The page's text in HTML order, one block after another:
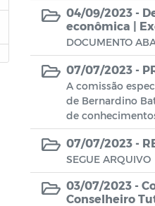
04/09/2023 -
econômica |
DOCUMENTO
07/07/2023 -
A comissão
de Bernardino
de
07/07/2023 -
SEGUE ARQUIVO
03/07/2023 -
Conselheiro